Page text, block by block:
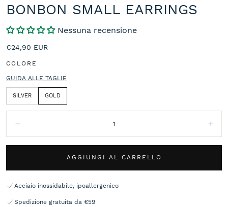
modale
BONBON SMALL EARRINGS
Nessuna recensione
Prezzo
€24,90 EUR
COLORE
GUIDA ALLE TAGLIE
SILVER GOLD
AGGIUNGI AL CARRELLO
Acciaio inossidabile, ipoallergenico
Spedizione gratuita da €59